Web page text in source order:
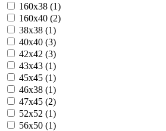
160х38 (1)
160х40 (2)
38х38 (1)
40х40 (3)
42х42 (3)
43х43 (1)
45х45 (1)
46х38 (1)
47х45 (2)
52х52 (1)
56х50 (1)